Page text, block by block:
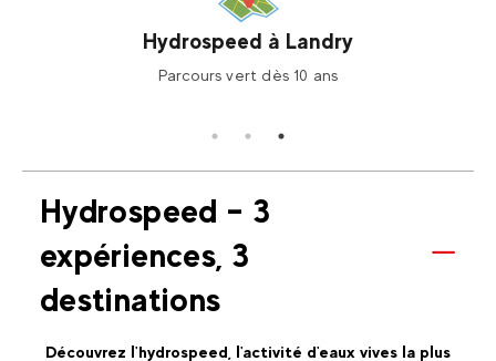
Hydrospeed à Landry
Parcours vert dès 10 ans
Hydrospeed – 3
expériences, 3
destinations
Découvrez l'hydrospeed, l'activité d'eaux vives la plus